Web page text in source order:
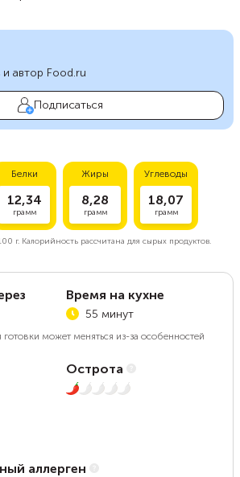
и автор Food.ru
Подписаться
Белки
12,34
грамм
Жиры
8,28
грамм
Углеводы
18,07
грамм
г.Калорийность рассчитана для сырых продуктов.
Время на кухне
55 минут
может меняться из-за особенностей
Острота
1 из 5
аллерген